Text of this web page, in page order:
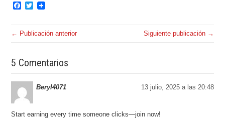
Facebook
Twitter
← Publicación anterior Siguiente publicación →
5 Comentarios
Beryl4071 13 julio, 2025 a las 20:48
Start earning every time someone clicks—join now!